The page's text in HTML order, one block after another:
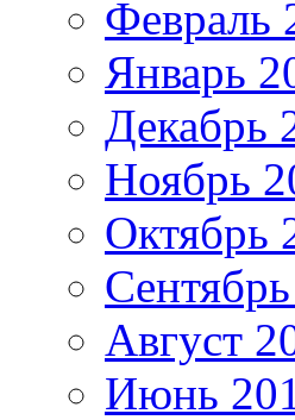
Февраль
Январь
Декабрь
Ноябрь
Октябрь
Август
Июнь